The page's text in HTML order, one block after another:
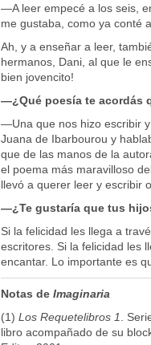
—A leer empecé a los seis,
me gustaba, como ya conté
Ah, y a enseñar a leer,
hermanos, Dani, al que le
bien jovencito!
—¿Qué poesía te acordás
—Una que nos hizo escribir
Juana de Ibarbourou y
que de las manos de la
el poema más maravilloso
llevó a querer leer y escribir
—¿Te gustaría que tus
Si la felicidad les llega a
escritores. Si la felicidad les
encantar. Lo importante es
Notas de Imaginaria
(1) Los Requetelibros 1 .
libro acompañado de su